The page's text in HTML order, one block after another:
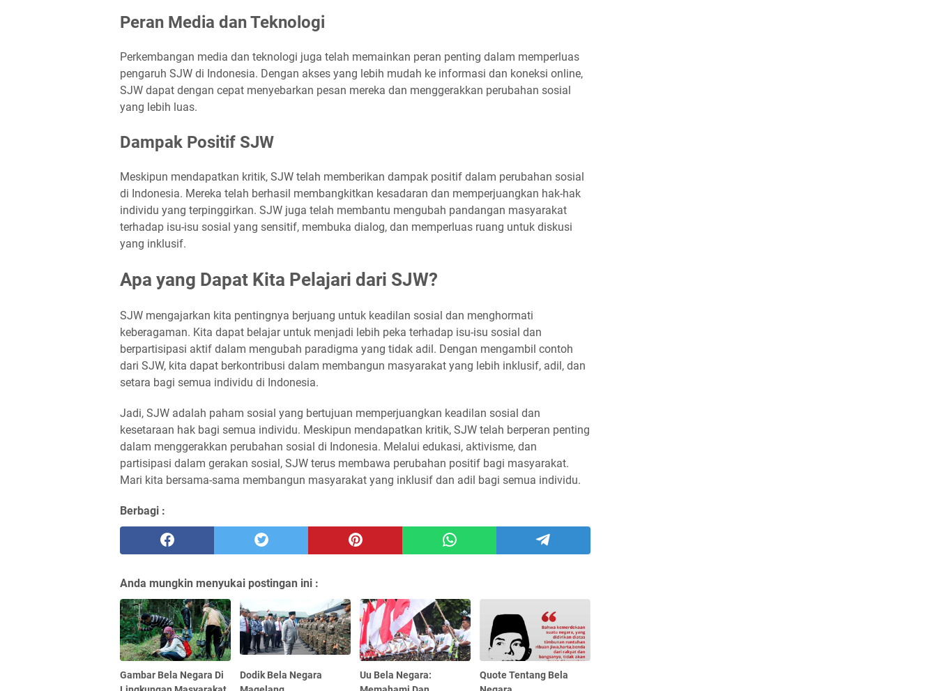
Peran Media dan Teknologi
Perkembangan media dan teknologi juga telah memainkan peran penting dalam memperluas
pengaruh SJW di Indonesia. Dengan akses yang lebih mudah ke informasi dan koneksi online,
SJW dapat dengan cepat menyebarkan pesan mereka dan menggerakkan perubahan sosial
yang lebih luas.
Dampak Positif SJW
Meskipun mendapatkan kritik, SJW telah memberikan dampak positif dalam perubahan sosial
di Indonesia. Mereka telah berhasil membangkitkan kesadaran dan memperjuangkan hak-hak
individu yang terpinggirkan. SJW juga telah membantu mengubah pandangan masyarakat
terhadap isu-isu sosial yang sensitif, membuka dialog, dan memperluas ruang untuk diskusi
yang inklusif.
Apa yang Dapat Kita Pelajari dari SJW?
SJW mengajarkan kita pentingnya berjuang untuk keadilan sosial dan menghormati
keberagaman. Kita dapat belajar untuk menjadi lebih peka terhadap isu-isu sosial dan
berpartisipasi aktif dalam mengubah paradigma yang tidak adil. Dengan mengambil contoh
dari SJW, kita dapat berkontribusi dalam membangun masyarakat yang lebih inklusif, adil, dan
setara bagi semua individu di Indonesia.
Jadi, SJW adalah paham sosial yang bertujuan memperjuangkan keadilan sosial dan
kesetaraan hak bagi semua individu. Meskipun mendapatkan kritik, SJW telah berperan penting
dalam menggerakkan perubahan sosial di Indonesia. Melalui edukasi, aktivisme, dan
partisipasi dalam gerakan sosial, SJW terus membawa perubahan positif bagi masyarakat.
Mari kita bersama-sama membangun masyarakat yang inklusif dan adil bagi semua individu.
Berbagi :
Anda mungkin menyukai postingan ini :
Gambar Bela Negara Di
Dodik Bela Negara
Uu Bela Negara:
Quote Tentang Bela